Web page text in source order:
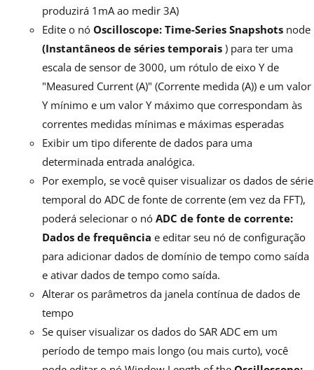
produzirá 1mA ao medir 3A)
Edite o nó Oscilloscope: Time-Series Snapshots node
(Instantâneos de séries temporais ) para ter uma
escala de sensor de 3000, um rótulo de eixo Y de
"Measured Current (A)" (Corrente medida (A)) e um valor
Y mínimo e um valor Y máximo que correspondam às
correntes medidas mínimas e máximas esperadas
Exibir um tipo diferente de dados para uma
determinada entrada analógica.
Por exemplo, se você quiser visualizar os dados de série
temporal do ADC de fonte de corrente (em vez da FFT),
poderá selecionar o nó ADC de fonte de corrente:
Dados de frequência e editar seu nó de configuração
para adicionar dados de domínio de tempo como saída
e ativar dados de tempo como saída.
Alterar os parâmetros da janela contínua de dados de
tempo
Se quiser visualizar os dados do SAR ADC em um
período de tempo mais longo (ou mais curto), você